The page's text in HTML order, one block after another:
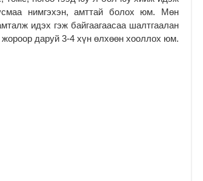
нимгэхэн, амттай болох юм. Мөн
идэх гэж байгаагаасаа шалтгаалан
даруй 3-4 хүн өлхөөн хооллох юм.